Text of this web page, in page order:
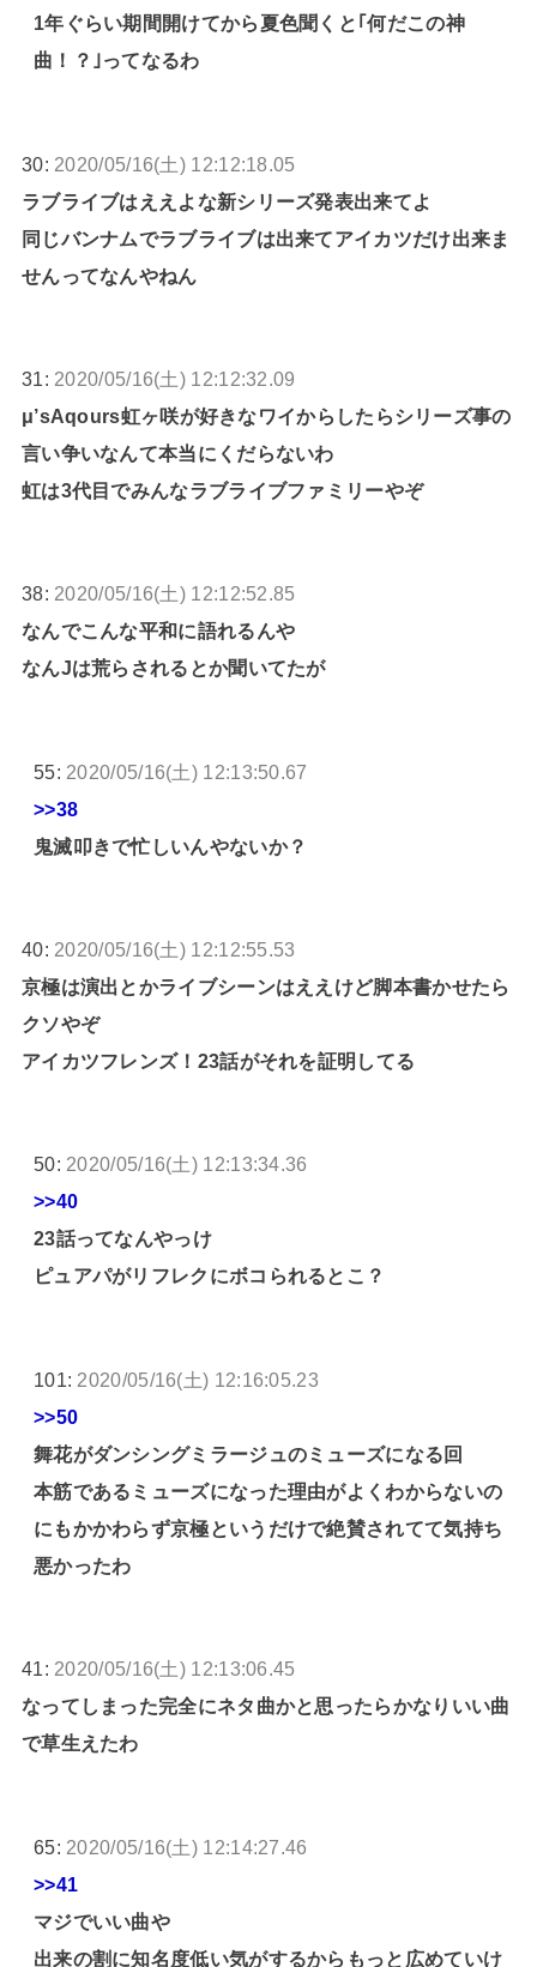
1年ぐらい期間開けてから夏色聞くと｢何だこの神
曲！？｣ってなるわ
30: 2020/05/16(土) 12:12:18.05
ラブライブはええよな新シリーズ発表出来てよ
同じバンナムでラブライブは出来てアイカツだけ出来ま
せんってなんやねん
31: 2020/05/16(土) 12:12:32.09
μ’sAqours虹ヶ咲が好きなワイからしたらシリーズ事の
言い争いなんて本当にくだらないわ
虹は3代目でみんなラブライブファミリーやぞ
38: 2020/05/16(土) 12:12:52.85
なんでこんな平和に語れるんや
なんJは荒らされるとか聞いてたが
55: 2020/05/16(土) 12:13:50.67
>>38
鬼滅叩きで忙しいんやないか？
40: 2020/05/16(土) 12:12:55.53
京極は演出とかライブシーンはええけど脚本書かせたら
クソやぞ
アイカツフレンズ！23話がそれを証明してる
50: 2020/05/16(土) 12:13:34.36
>>40
23話ってなんやっけ
ピュアパがリフレクにボコられるとこ？
101: 2020/05/16(土) 12:16:05.23
>>50
舞花がダンシングミラージュのミューズになる回
本筋であるミューズになった理由がよくわからないの
にもかかわらず京極というだけで絶賛されてて気持ち
悪かったわ
41: 2020/05/16(土) 12:13:06.45
なってしまった完全にネタ曲かと思ったらかなりいい曲
で草生えたわ
65: 2020/05/16(土) 12:14:27.46
>>41
マジでいい曲や
出来の割に知名度低い気がするからもっと広めていけ